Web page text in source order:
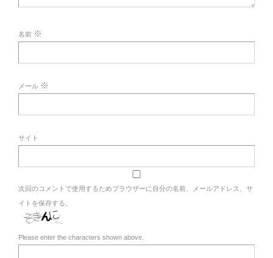
名前 ※
メール ※
サイト
次回のコメントで使用するためブラウザーに自分の名前、メールアドレス、サ
イトを保存する。
Please enter the characters shown above.